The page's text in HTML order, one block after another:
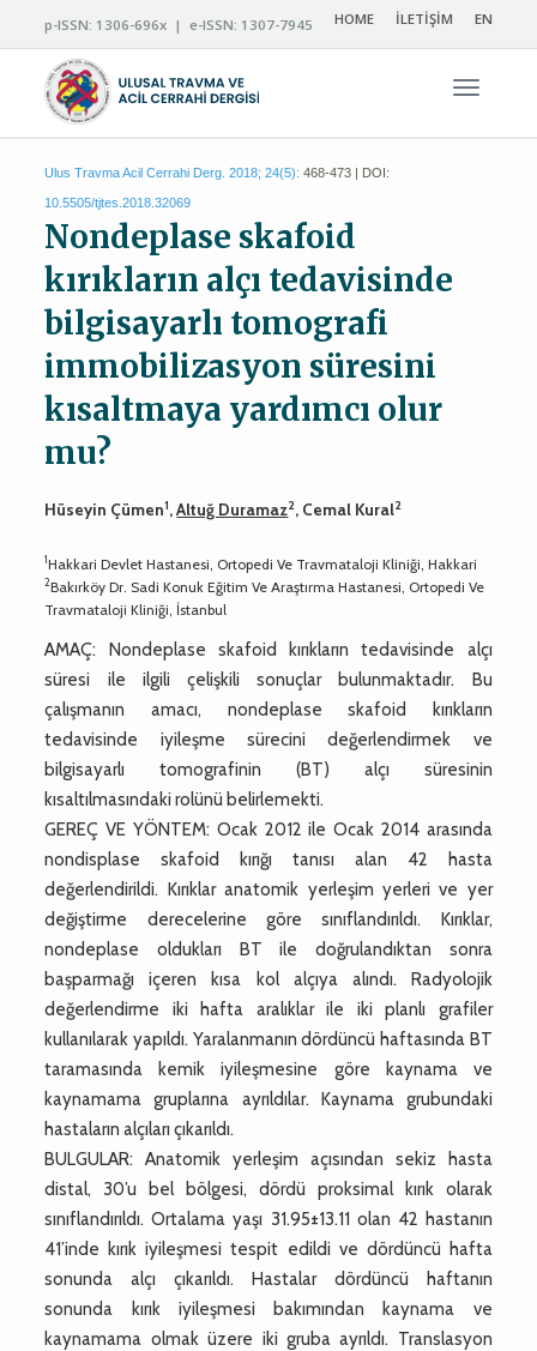
p-ISSN: 1306-696x | e-ISSN: 1307-7945 HOME İLETİŞİM EN
Ulus Travma Acil Cerrahi Derg. 2018; 24(5): 468-473 | DOI:
10.5505/tjtes.2018.32069
Nondeplase skafoid
kırıkların alçı tedavisinde
bilgisayarlı tomografi
immobilizasyon süresini
kısaltmaya yardımcı olur
mu?
Hüseyin Çümen1,Altuğ Duramaz2, Cemal Kural2
1Hakkari Devlet Hastanesi, Ortopedi Ve Travmataloji Kliniği, Hakkari
2Bakırköy Dr. Sadi Konuk Eğitim Ve Araştırma Hastanesi, Ortopedi Ve
Travmataloji Kliniği, İstanbul
AMAÇ: Nondeplase skafoid kırıkların tedavisinde alçı
süresi ile ilgili çelişkili sonuçlar bulunmaktadır. Bu
çalışmanın amacı, nondeplase skafoid kırıkların
tedavisinde iyileşme sürecini değerlendirmek ve
bilgisayarlı tomografinin (BT) alçı süresinin
kısaltılmasındaki rolünü belirlemekti.
GEREÇ VE YÖNTEM: Ocak 2012 ile Ocak 2014 arasında
nondisplase skafoid kırığı tanısı alan 42 hasta
değerlendirildi. Kırıklar anatomik yerleşim yerleri ve yer
değiştirme derecelerine göre sınıflandırıldı. Kırıklar,
nondeplase oldukları BT ile doğrulandıktan sonra
başparmağı içeren kısa kol alçıya alındı. Radyolojik
değerlendirme iki hafta aralıklar ile iki planlı grafiler
kullanılarak yapıldı. Yaralanmanın dördüncü haftasında BT
taramasında kemik iyileşmesine göre kaynama ve
kaynamama gruplarına ayrıldılar. Kaynama grubundaki
hastaların alçıları çıkarıldı.
BULGULAR: Anatomik yerleşim açısından sekiz hasta
distal, 30’u bel bölgesi, dördü proksimal kırık olarak
sınıflandırıldı. Ortalama yaşı 31.95±13.11 olan 42 hastanın
41’inde kırık iyileşmesi tespit edildi ve dördüncü hafta
sonunda alçı çıkarıldı. Hastalar dördüncü haftanın
sonunda kırık iyileşmesi bakımından kaynama ve
kaynamama olmak üzere iki gruba ayrıldı. Translasyon